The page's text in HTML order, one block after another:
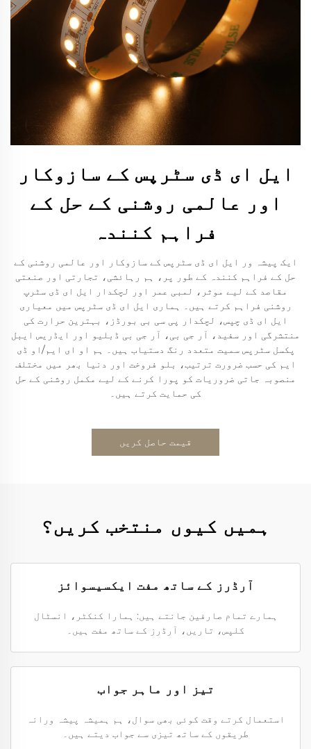
ایل ای ڈی سٹرپس کے سازوکار
اور عالمی روشنی کے حل کے
فراہم کنندہ
ایک پیشہ ور ایل ای ڈی سٹرپس کے سازوکار اور عالمی روشنی کے
حل کے فراہم کنندہ کے طور پر، ہم رہائشی، تجارتی اور صنعتی
مقاصد کے لیے موثر، لمبی عمر اور لچکدار ایل ای ڈی سٹرپ
روشنی فراہم کرتے ہیں۔ ہماری ایل ای ڈی سٹرپس میں معیاری
ایل ای ڈی چپس، لچکدار پی سی بی بورڈز، بہترین حرارت کی
منتشرگی اور سفید، آر جی بی، آر جی بی ڈبلیو اور ایڈریس ایبل
پکسل سٹرپس سمیت متعدد رنگ دستیاب ہیں۔ ہم او ای ایم/او ڈی
ایم کی حسب ضرورت ترتیب، بلو فروخت اور دنیا بھر میں مختلف
منصوبہ جاتی ضروریات کو پورا کرنے کے لیے مکمل روشنی کے حل
کی حمایت کرتے ہیں۔
قیمت حاصل کریں
ہمیں کیوں منتخب کریں؟
آرڈرز کے ساتھ مفت ایکسیسوائز
ہمارے تمام صارفین جانتے ہیں: ہمارا کنکٹر، انسٹال
کلپس، تاریں، آرڈرز کے ساتھ مفت ہیں۔
تیز اور ماہر جواب
استعمال کرتے وقت کوئی بھی سوال، ہم ہمیشہ پیشہ ورانہ
طریقوں کے ساتھ تیزی سے جواب دیتے ہیں۔